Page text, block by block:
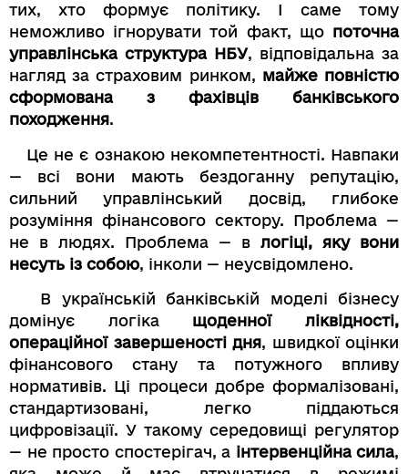
тих, хто формує політику. І саме тому
неможливо ігнорувати той факт, що поточна
управлінська структура НБУ, відповідальна за
нагляд за страховим ринком, майже повністю
сформована з фахівців банківського
походження.
Це не є ознакою некомпетентності. Навпаки
— всі вони мають бездоганну репутацію,
сильний управлінський досвід, глибоке
розуміння фінансового сектору. Проблема —
не в людях. Проблема — в логіці, яку вони
несуть із собою, інколи — неусвідомлено.
В українській банківській моделі бізнесу
домінує логіка щоденної ліквідності,
операційної завершеності дня, швидкої оцінки
фінансового стану та потужного впливу
нормативів. Ці процеси добре формалізовані,
стандартизовані, легко піддаються
цифровізації. У такому середовищі регулятор
— не просто спостерігач, а інтервенційна сила,